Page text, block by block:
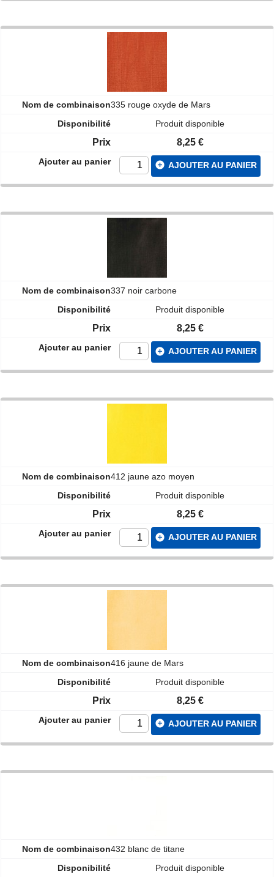
335 rouge oxyde de Mars
Produit disponible
8,25 €
add_circle AJOUTER AU PANIER
337 noir carbone
Produit disponible
8,25 €
add_circle AJOUTER AU PANIER
412 jaune azo moyen
Produit disponible
8,25 €
add_circle AJOUTER AU PANIER
416 jaune de Mars
Produit disponible
8,25 €
add_circle AJOUTER AU PANIER
432 blanc de titane
Produit disponible